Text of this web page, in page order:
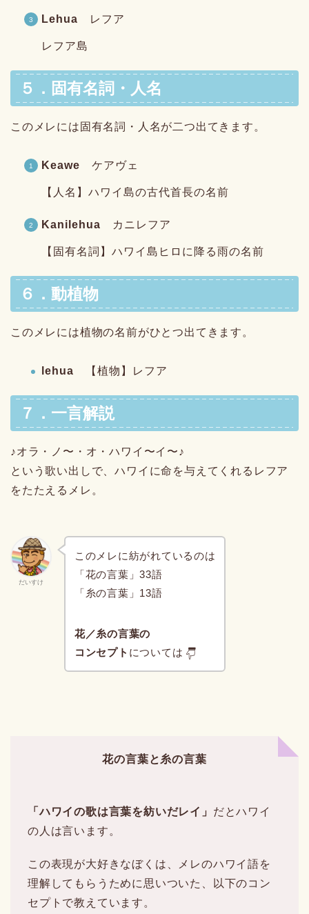
Lehua レフア
レフア島
５．固有名詞・人名
このメレには固有名詞・人名が二つ出てきます。
Keawe ケアヴェ
【人名】ハワイ島の古代首長の名前
Kanilehua カニレフア
【固有名詞】ハワイ島ヒロに降る雨の名前
６．動植物
このメレには植物の名前がひとつ出てきます。
lehua 【植物】レフア
７．一言解説
♪オラ・ノ〜・オ・ハワイ〜イ〜♪
という歌い出しで、ハワイに命を与えてくれるレフア
をたたえるメレ。
だいすけ
このメレに紡がれているのは
「花の言葉」33語
「糸の言葉」13語
花／糸の言葉の
コンセプト については
花の言葉と糸の言葉
「ハワイの歌は言葉を紡いだレイ」 だとハワイ
の人は言います。
この表現が大好きなぼくは、メレのハワイ語を
理解してもらうために思いついた、以下のコン
セプトで教えています。